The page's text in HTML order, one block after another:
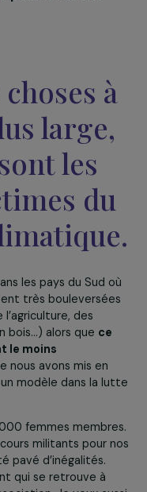
prises pour réduire
des
une action en
qui a abouti en
européenne des
faveur. Pouvez-
cette démarche
pour les droits
choses
les